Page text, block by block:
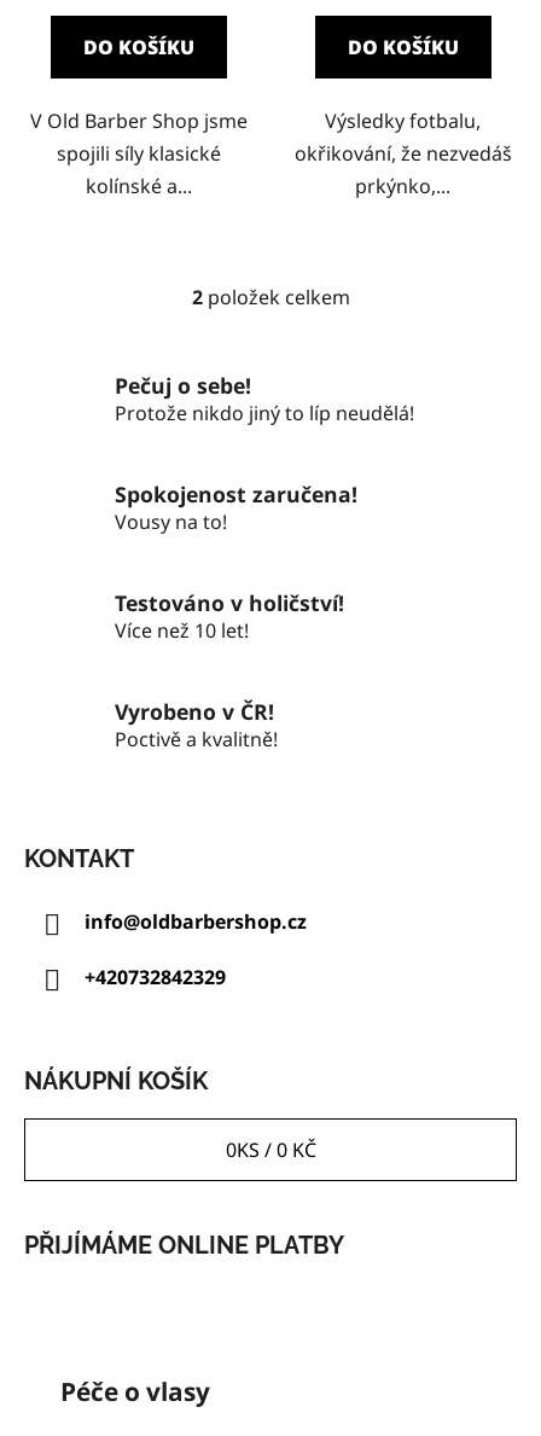
DO KOŠÍKU
V Old Barber Shop jsme
spojili síly klasické
kolínské a...
DO KOŠÍKU
Výsledky fotbalu,
okřikování, že nezvedáš
prkýnko,...
O
D
Í
K
P
I
2položek celkem
Pečuj o sebe!
Protože nikdo jiný to líp neudělá!
Spokojenost zaručena!
Vousy na to!
Testováno v holičství!
Více než 10 let!
Vyrobeno v ČR!
Poctivě a kvalitně!
KONTAKT
info@oldbarbershop.cz
+420732842329
NÁKUPNÍ KOŠÍK
0KS /0 KČ
PŘIJÍMÁME ONLINE PLATBY
Péče o vlasy